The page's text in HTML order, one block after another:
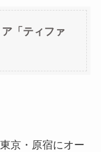
「ティファ
京・原宿にオー